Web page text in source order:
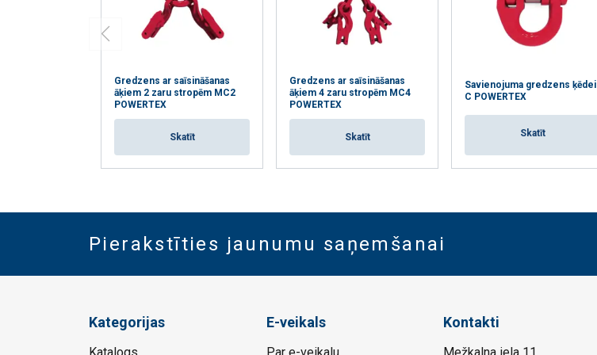
Gredzens ar saīsināšanas
āķiem 2 zaru stropēm MC2
POWERTEX
Skatīt
Gredzens ar saīsināšanas
āķiem 4 zaru stropēm MC4
POWERTEX
Skatīt
Savienojuma gredzens ķēdei
C POWERTEX
Skatīt
Pierakstīties jaunumu saņemšanai
Kategorijas E-veikals Kontakti